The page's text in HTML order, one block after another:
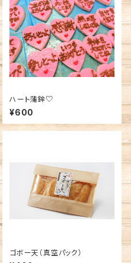
ハート蒲鉾♡
¥600
ゴボー天（真空パック）